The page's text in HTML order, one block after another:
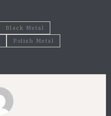
Black Metal
Polish Metal